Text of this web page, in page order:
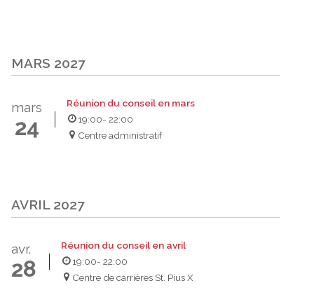
MARS 2027
mars
24
Réunion du conseil en mars
19:00- 22:00
Centre administratif
AVRIL 2027
avr.
28
Réunion du conseil en avril
19:00- 22:00
Centre de carrières St. Pius X